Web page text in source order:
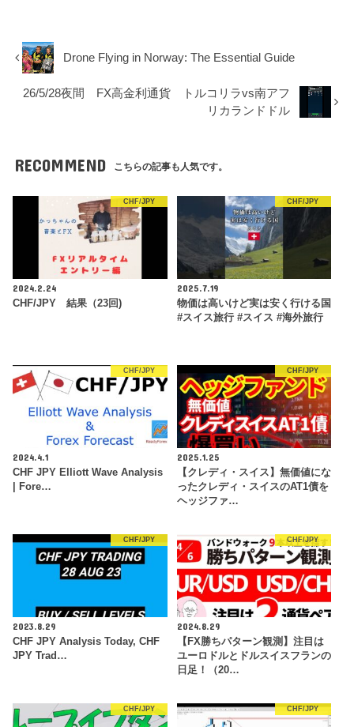
Drone Flying in Norway: The Essential Guide
26/5/28夜間 FX高金利通貨 トルコリラvs南アフ
リカランドドル
RECOMMEND こちらの記事も人気です。
CHF/JPY
2024.2.24
CHF/JPY 結果（23回)
CHF/JPY
2025.7.19
物価は高いけど実は安く行ける国
#スイス旅行 #スイス #海外旅行
CHF/JPY
2024.4.1
CHF JPY Elliott Wave Analysis
| Fore…
CHF/JPY
2025.1.25
【クレディ・スイス】無価値にな
ったクレディ・スイスのAT1債を
ヘッジファ…
CHF/JPY
2023.8.29
CHF JPY Analysis Today, CHF
JPY Trad…
CHF/JPY
2024.8.29
【FX勝ちパターン観測】注目は
ユーロドルとドルスイスフランの
日足！（20…
CHF/JPY CHF/JPY